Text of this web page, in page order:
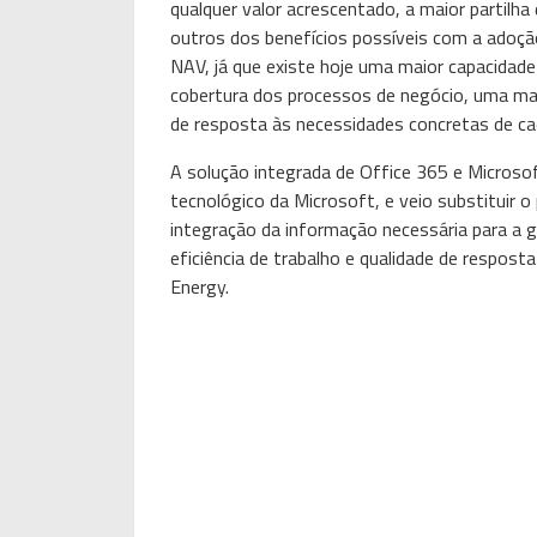
qualquer valor acrescentado, a maior
outros dos benefícios possíveis com a
NAV, já que existe hoje uma maior
cobertura dos processos de negócio, uma
de resposta às necessidades concretas de
A solução integrada de Office 365 e
tecnológico da Microsoft, e veio substituir o
integração da informação necessária para
eficiência de trabalho e qualidade de
Energy.